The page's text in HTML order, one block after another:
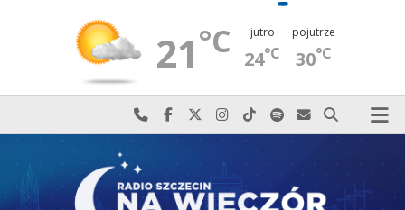
21°C jutro
24°C
pojutrze
30°C
Najlepiej po prostu do nas zadzwoń
Odwiedź nas na Facebook-u
Odwiedź nas na X
Odwiedź nas na Instagram-ie
Odwiedź nas na TikTok-u
Szukaj nas na Spotify
Wyślij do nas
Szukaj